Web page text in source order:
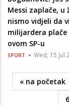
Messi zaplače, u
nismo vidjeli da
milijardera plače
ovom SP-u
SPORT Wed, 15 Jul
Pagination
First
page
« na početak
6